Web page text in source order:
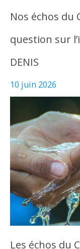
Nos échos du
question sur
DENIS
10 juin 2026
Les échos du